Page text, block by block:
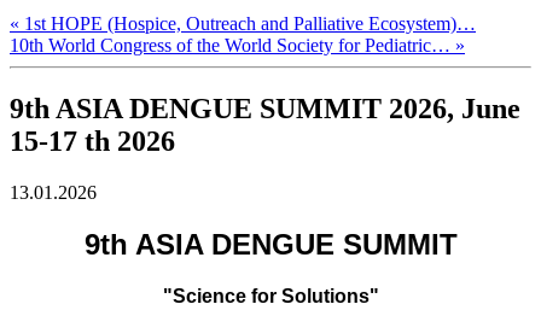
« 1st HOPE (Hospice, Outreach and Palliative Ecosystem)…
10th World Congress of the World Society for Pediatric… »
9th ASIA DENGUE SUMMIT 2026, June
15-17 th 2026
13.01.2026
9th ASIA DENGUE SUMMIT
"Science for Solutions"